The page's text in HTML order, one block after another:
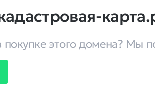
покупке этого домена? Мы